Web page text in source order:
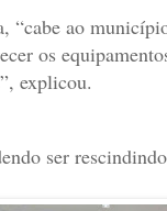
ao
os
explicou.
ser